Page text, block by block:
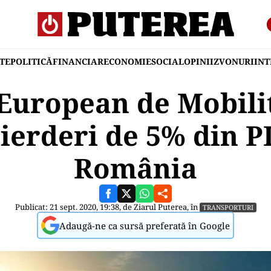
POLITICĂFINANCIARECONOMIESOCIALOPINIIZVONURI
de
de 5% din
România
Publicat: 21 sept. 2020, 19:38, deZiarul Puterea, în TRANSPORTURI
Adaugă-ne ca sursă preferată în Google